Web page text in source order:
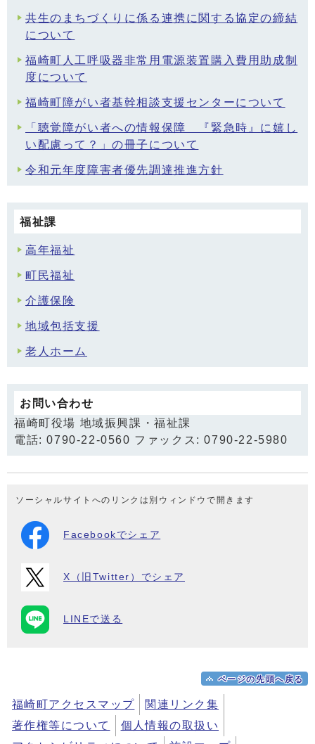
共生のまちづくりに係る連携に関する協定の締結
について
福崎町人工呼吸器非常用電源装置購入費用助成制
度について
福崎町障がい者基幹相談支援センターについて
「聴覚障がい者への情報保障 『緊急時』に嬉し
い配慮って？」の冊子について
令和元年度障害者優先調達推進方針
福祉課
高年福祉
町民福祉
介護保険
地域包括支援
老人ホーム
お問い合わせ
福崎町役場 地域振興課・福祉課
電話: 0790-22-0560 ファックス: 0790-22-5980
ソーシャルサイトへのリンクは別ウィンドウで開きます
Facebookでシェア
X（旧Twitter）でシェア
LINEで送る
ページの先頭へ戻る
福崎町アクセスマップ
関連リンク集
著作権等について
個人情報の取扱い